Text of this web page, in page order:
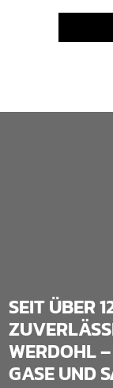
SEIT ÜBER
WERDOHL
GASE UND